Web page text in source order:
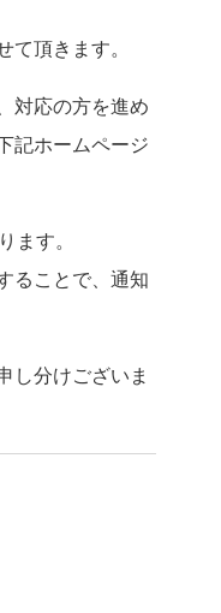
て頂きます。
対応の方を進め
記ホームページ
ます。
ることで、通知
し分けございま